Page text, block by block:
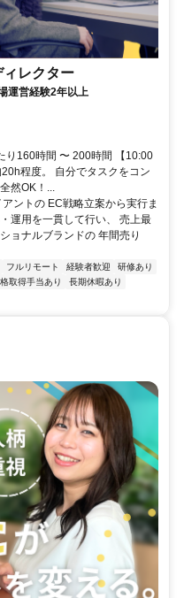
レクター
運営経験2年以上
り160時間 〜 200時間 【10:00
程度。 自分でタスクをコン
然OK！...
ントの EC戦略立案から実行ま
運用を一貫して行い、 売上最
ョナルブランドの 年間売り
フルリモート 経験者歓迎
研修あり
取得手当あり
長期休暇あり